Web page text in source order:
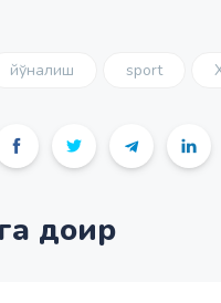
йўналиш sport
доир